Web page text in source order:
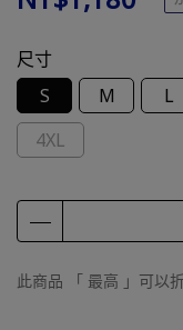
尺寸
S
M L
4XL
此商品 「 最高 」可以